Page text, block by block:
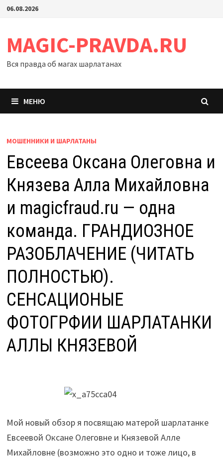
Перейти
06.08.2026
MAGIC-PRAVDA.RU
Вся правда об магах шарлатанах
МЕНЮ
МОШЕННИКИ И ШАРЛАТАНЫ
Евсеева Оксана Олеговна и
Князева Алла Михайловна
и magicfraud.ru — одна
команда. ГРАНДИОЗНОЕ
РАЗОБЛАЧЕНИЕ (ЧИТАТЬ
ПОЛНОСТЬЮ).
СЕНСАЦИОНЫЕ
ФОТОГРФИИ ШАРЛАТАНКИ
АЛЛЫ КНЯЗЕВОЙ
Мой новый обзор я посвящаю матерой шарлатанке
Евсеевой Оксане Олеговне и Князевой Алле
Михайловне (возможно это одно и тоже лицо, в